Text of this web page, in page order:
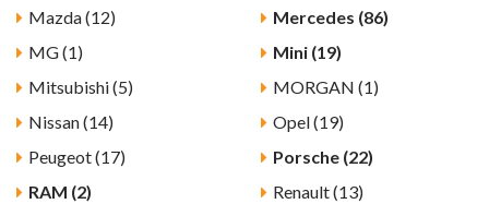
Mazda (12)
Mercedes (86)
MG (1)
Mini (19)
Mitsubishi (5)
MORGAN (1)
Nissan (14)
Opel (19)
Peugeot (17)
Porsche (22)
RAM (2)
Renault (13)